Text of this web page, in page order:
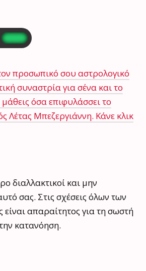
προσωπικό σου αστρολογικό
συναστρία για σένα και το
όσα επιφυλάσσει το
Λέτας Μπεζεργιάννη. Κάνε κλικ
διαλλακτικοί και μην
σας. Στις σχέσεις όλων των
είναι απαραίτητος για τη σωστή
κατανόηση.